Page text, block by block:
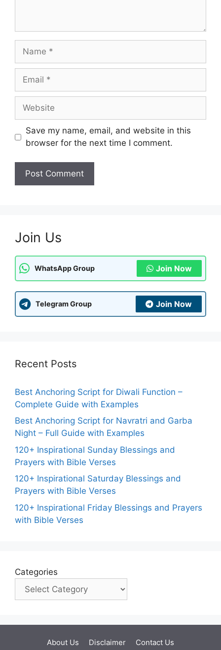
Name
Email
Website
Save my name, email, and website in this
browser for the next time I comment.
Join Us
WhatsApp Group Join Now
Telegram Group Join Now
Recent Posts
Best Anchoring Script for Diwali Function –
Complete Guide with Examples
Best Anchoring Script for Navratri and Garba
Night – Full Guide with Examples
120+ Inspirational Sunday Blessings and
Prayers with Bible Verses
120+ Inspirational Saturday Blessings and
Prayers with Bible Verses
120+ Inspirational Friday Blessings and Prayers
with Bible Verses
Categories
About Us Disclaimer Contact Us